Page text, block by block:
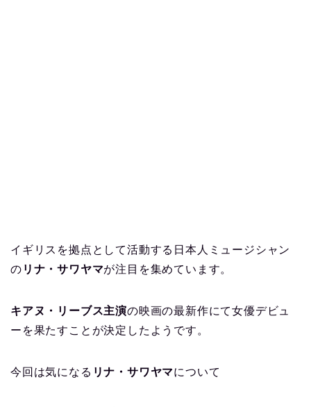
イギリスを拠点として活動する日本人ミュージシャン
の リナ・サワヤマが注目を集めています。
キアヌ・リーブス主演の映画の最新作にて女優デビュ
ーを果たすことが決定したようです。
今回は気になる リナ・サワヤマについて